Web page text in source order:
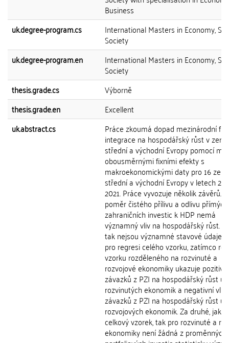
Business
uk.degree-program.cs
International Masters in Economy,
Society
uk.degree-program.en
International Masters in Economy,
Society
thesis.grade.cs
Výborně
thesis.grade.en
Excellent
uk.abstract.cs
Práce zkoumá dopad mezinárodní
integrace na hospodářský růst v
střední a východní Evropy pomocí
obousměrnými fixními efekty s
makroekonomickými daty pro 16 zemí
střední a východní Evropy v letech
2021. Práce vyvozuje několik závěrů.
poměr čistého přílivu a odlivu přímých
zahraničních investic k HDP nemá
významný vliv na hospodářský růst.
tak nejsou významné stavové údaje
pro regresi celého vzorku, zatímco
vzorku rozděleného na rozvinuté a
rozvojové ekonomiky ukazuje
závazků z PZI na hospodářský růst u
rozvinutých ekonomik a negativní vliv
závazků z PZI na hospodářský růst u
rozvojových ekonomik. Za druhé, jak
celkový vzorek, tak pro rozvinuté a
ekonomiky není žádná z